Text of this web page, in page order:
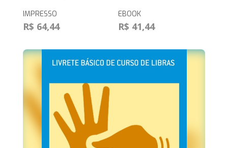
IMPRESSO
R$ 64,44
EBOOK
R$ 41,44